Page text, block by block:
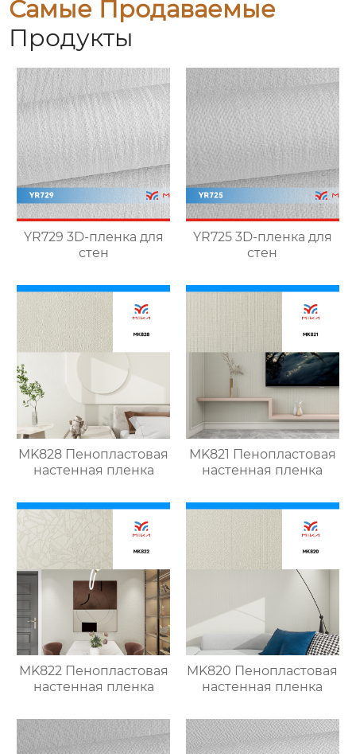
Самые Продаваемые
Продукты
YR729 3D-пленка для
стен
YR725 3D-пленка для
стен
MK828 Пенопластовая
настенная пленка
MK821 Пенопластовая
настенная пленка
MK822 Пенопластовая
настенная пленка
MK820 Пенопластовая
настенная пленка